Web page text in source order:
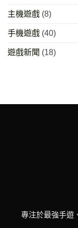
主機遊戲 (8)
手機遊戲 (40)
遊戲新聞 (18)
專注於最強手遊